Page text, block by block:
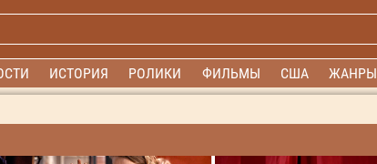
ИСТОРИЯ РОЛИКИ ФИЛЬМЫ США ЖАНРЫ